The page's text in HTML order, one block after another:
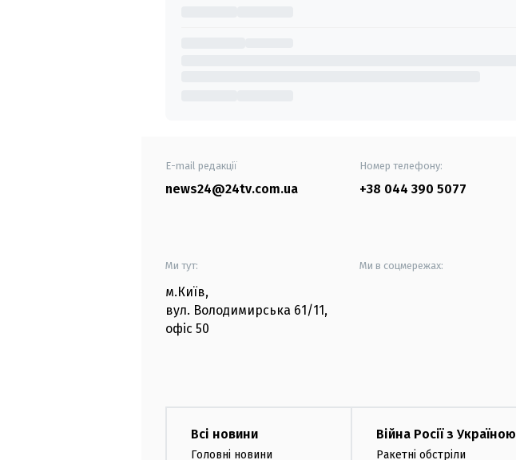
E-mail редакції
news24@24tv.com.ua
Номер телефону:
+38 044 390 5077
Ми тут:
м.Київ,
вул. Володимирська 61/11,
офіс 50
Ми в соцмережах:
Всі новини
Головні новини
Війна Росії з Україною
Ракетні обстріли